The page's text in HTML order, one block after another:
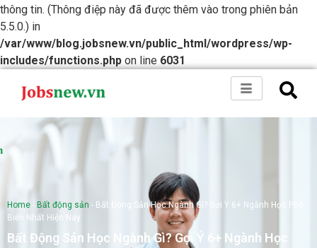
thông tin. (Thông điệp này đã được thêm vào trong phiên bản
5.5.0.) in
/var/www/blog.jobsnew.vn/public_html/wordpress/wp-
includes/functions.php on line 6031
Home - Bất động sản - Bất Động Sản Học Ngành Gì? Gợi Ý 6+ Ngành Học Phổ
Biến Nhất Hiện Nay
Bất Động Sản Học Ngành Gì? Gợi Ý 6+ Ngành Học